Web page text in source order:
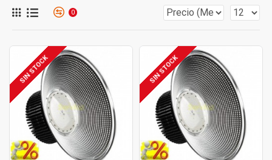
ventaja de este diodo reside en que en caso de fallo de uno
luminosidadCampanas LED Industriales Profesionales para
grandes superficies y espacios de gran altura como almacenes,
talleres, fábricas Ideales para aplicaciones que requieren luz de
calidad Telfono Consultas.: 956 349 079
0
SIN STOCK SIN STOCK